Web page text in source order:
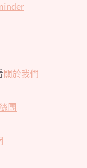
關於我們
團